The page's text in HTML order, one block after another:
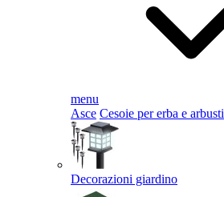
menu
Asce Cesoie per erba e arbusti
Decorazioni giardino